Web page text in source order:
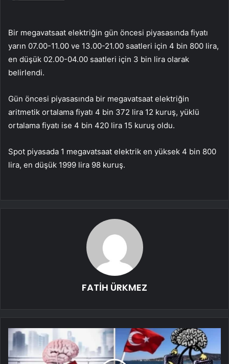
Bir megavatsaat elektriğin gün öncesi piyasasında fiyatı
yarın 07.00-11.00 ve 13.00-21.00 saatleri için 4 bin 800 lira,
en düşük 02.00-04.00 saatleri için 3 bin lira olarak
belirlendi.
Gün öncesi piyasasında bir megavatsaat elektriğin
aritmetik ortalama fiyatı 4 bin 372 lira 12 kuruş, yüklü
ortalama fiyatı ise 4 bin 420 lira 15 kuruş oldu.
Spot piyasada 1 megavatsaat elektrik en yüksek 4 bin 800
lira, en düşük 1999 lira 98 kuruş.
FATİH ÜRKMEZ